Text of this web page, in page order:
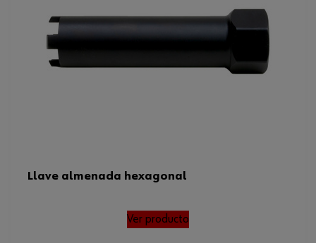
Llave almenada hexagonal
Ver producto